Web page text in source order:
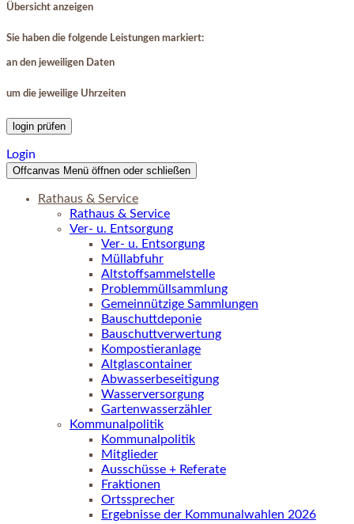
Übersicht anzeigen
Sie haben die folgende Leistungen markiert:
an den jeweiligen Daten
um die jeweilige Uhrzeiten
login prüfen
Login
Offcanvas Menü öffnen oder schließen
Rathaus & Service
Rathaus & Service
Ver- u. Entsorgung
Ver- u. Entsorgung
Müllabfuhr
Altstoffsammelstelle
Problemmüllsammlung
Gemeinnützige Sammlungen
Bauschuttdeponie
Bauschuttverwertung
Kompostieranlage
Altglascontainer
Abwasserbeseitigung
Wasserversorgung
Gartenwasserzähler
Kommunalpolitik
Kommunalpolitik
Mitglieder
Ausschüsse + Referate
Fraktionen
Ortssprecher
Ergebnisse der Kommunalwahlen 2026